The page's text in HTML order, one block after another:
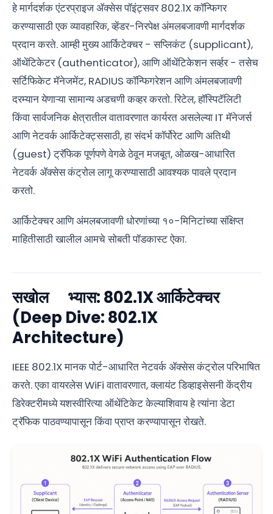
हे मार्गदर्शक एंटरप्राइज ॲक्सेस पॉइंट्सवर 802.1X कॉन्फिगर
करण्यासाठी एक व्यावहारिक, व्हेंडर-निरपेक्ष अंमलबजावणी मार्गदर्शक
प्रदान करते. आम्ही मुख्य आर्किटेक्चर - सप्लिकंट (supplicant),
ऑथेंटिकेटर (authenticator), आणि ऑथेंटिकेशन सर्व्हर - तसेच
सर्टिफिकेट मॅनेजमेंट, RADIUS कॉन्फिगरेशन आणि अंमलबजावणी
दरम्यान येणाऱ्या सामान्य अडचणी कव्हर करतो. रिटेल, हॉस्पिटॅलिटी
किंवा सार्वजनिक क्षेत्रातील वातावरणात कार्यरत असलेल्या IT मॅनेजर्स
आणि नेटवर्क आर्किटेक्ट्ससाठी, हा संदर्भ कॉर्पोरेट आणि अतिथी
(guest) ट्रॅफिक पूर्णपणे वेगळे ठेवून मजबूत, ओळख-आधारित
नेटवर्क ॲक्सेस कंट्रोल लागू करण्यासाठी आवश्यक पावले प्रदान
करतो.
आर्किटेक्चर आणि अंमलबजावणी धोरणांच्या १०-मिनिटांच्या संक्षिप्त
माहितीसाठी खालील आमचे सोबती पॉडकास्ट ऐका.
सखोल अभ्यास: 802.1X आर्किटेक्चर
(Deep Dive: 802.1X
Architecture)
IEEE 802.1X मानक पोर्ट-आधारित नेटवर्क ॲक्सेस कंट्रोल परिभाषित
करते. एका वायरलेस WiFi वातावरणात, क्लायंट डिव्हाइसेसनी केंद्रीय
डिरेक्टरीमध्ये यशस्वीरित्या ऑथेंटिकेट केल्याशिवाय हे त्यांना डेटा
ट्रॅफिक पाठवण्यापासून किंवा प्राप्त करण्यापासून रोखते.